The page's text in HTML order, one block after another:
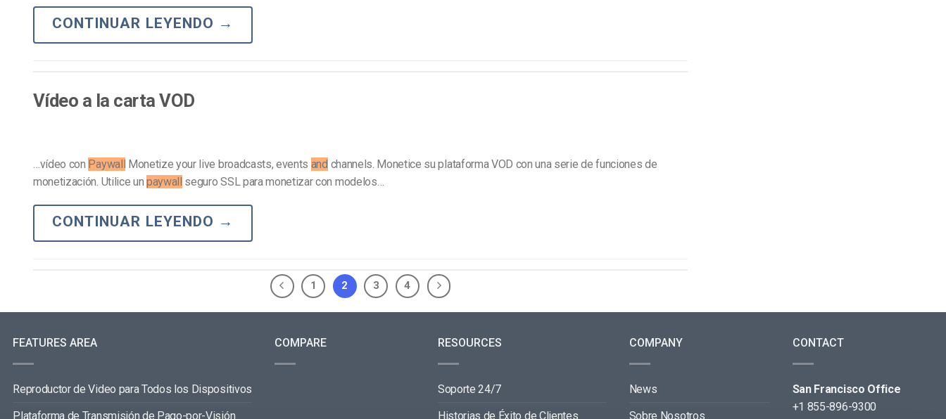
CONTINUAR LEYENDO →
Vídeo a la carta VOD
…vídeo con Paywall Monetize your live broadcasts, events and channels. Monetice su plataforma VOD con una serie de funciones de
monetización. Utilice un paywall seguro SSL para monetizar con modelos…
CONTINUAR LEYENDO →
1 2 3 4
FEATURES AREA
Reproductor de Video para Todos los Dispositivos
Plataforma de Transmisión de Pago-por-Visión
COMPARE RESOURCES
Soporte 24/7
Historias de Éxito de Clientes
COMPANY
News
Sobre Nosotros
CONTACT
San Francisco Office
+1 855-896-9300